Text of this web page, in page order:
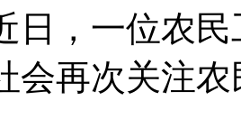
房只能露宿街头
日，一位农
会再次关注